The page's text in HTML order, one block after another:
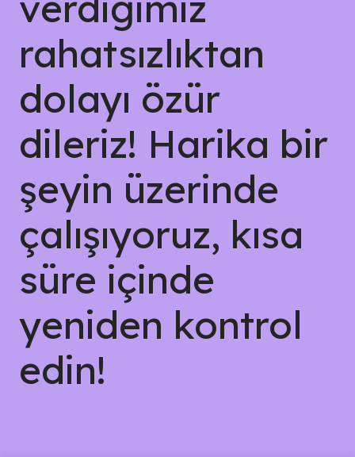
rahatsızlıktan
dolayı özür
dileriz! Harika bir
şeyin üzerinde
çalışıyoruz, kısa
süre içinde
yeniden kontrol
edin!